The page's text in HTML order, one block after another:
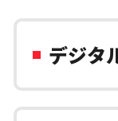
デジタ